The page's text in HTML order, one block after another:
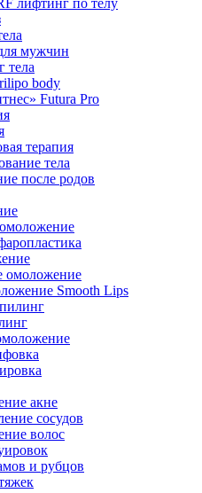
лифтинг по телу
мужчин
тела
body
Futura Pro
терапия
тела
после родов
омоложение
Smooth Lips
акне
сосудов
волос
и рубцов